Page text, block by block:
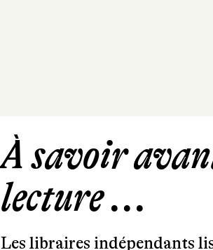
À savoir
lecture ...
Les libraires indépendants